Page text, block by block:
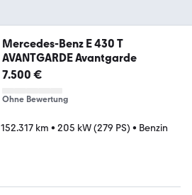
Mercedes-Benz E 430 T
AVANTGARDE Avantgarde
7.500 €
Ohne Bewertung
152.317 km • 205 kW (279 PS) • Benzin